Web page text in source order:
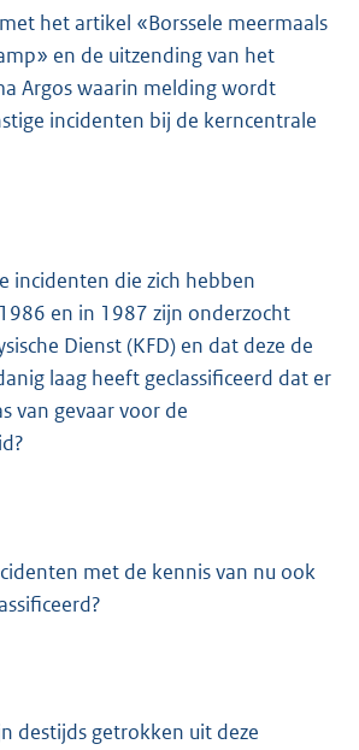
b
het artikel «Borssele meermaals
en de uitzending van het
Argos waarin melding wordt
incidenten bij de kerncentrale
incidenten die zich hebben
en in 1987 zijn onderzocht
Dienst (KFD) en dat deze de
laag heeft geclassificeerd dat er
van gevaar voor de
met de kennis van nu ook
destijds getrokken uit deze